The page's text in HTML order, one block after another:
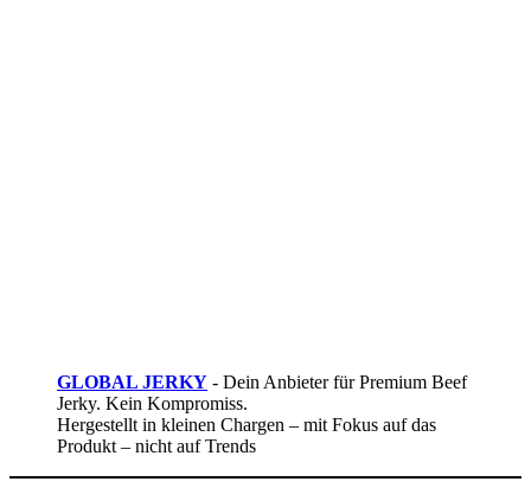
GLOBAL JERKY - Dein Anbieter für Premium Beef
Jerky. Kein Kompromiss.
Hergestellt in kleinen Chargen – mit Fokus auf das
Produkt – nicht auf Trends